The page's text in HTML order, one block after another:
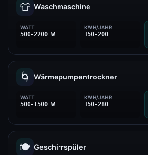
👕 Waschmaschine
WATT
500-2200 W
KWH/JAHR
150-200
🌀 Wärmepumpentrockner
WATT
500-1500 W
KWH/JAHR
150-280
🍽️ Geschirrspüler